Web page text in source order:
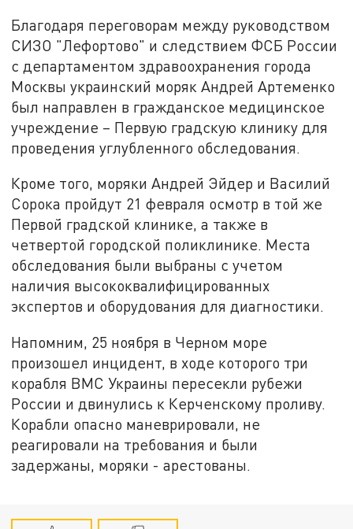
Благодаря переговорам между руководством
СИЗО "Лефортово" и следствием ФСБ России
с департаментом здравоохранения города
Москвы украинский моряк Андрей Артеменко
был направлен в гражданское медицинское
учреждение – Первую градскую клинику для
проведения углубленного обследования.
Кроме того, моряки Андрей Эйдер и Василий
Сорока пройдут 21 февраля осмотр в той же
Первой градской клинике, а также в
четвертой городской поликлинике. Места
обследования были выбраны с учетом
наличия высококвалифицированных
экспертов и оборудования для диагностики.
Напомним, 25 ноября в Черном море
произошел инцидент, в ходе которого три
корабля ВМС Украины пересекли рубежи
России и двинулись к Керченскому проливу.
Корабли опасно маневрировали, не
реагировали на требования и были
задержаны, моряки - арестованы.